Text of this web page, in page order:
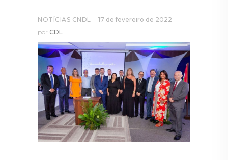
NOTÍCIAS CNDL
17 de fevereiro de 2022
por CDL